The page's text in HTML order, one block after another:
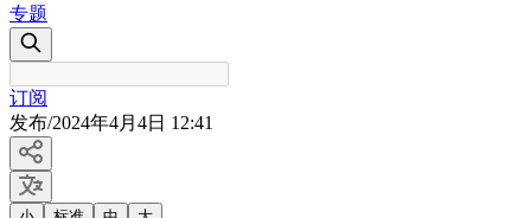
专题
订阅
发布/2024年4月4日 12:41